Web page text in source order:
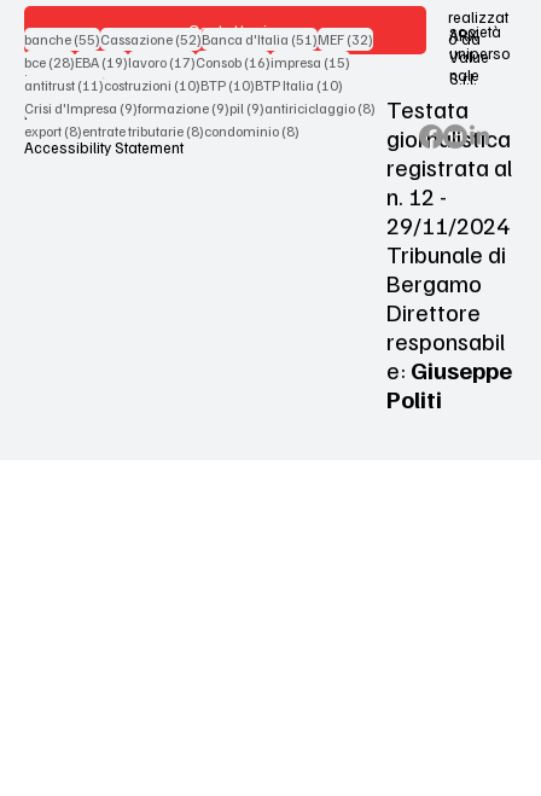
Contattaci
Terms & Conditions
Privacy Policy
Accessibility Statement
realizzat
o da
società
uniperso
nale
ARX
Value
S.r.l.
Testata
giornalistica
registrata al
n. 12 -
29/11/2024
Tribunale di
Bergamo
Direttore
responsabil
e: Giuseppe
Politi
banche (55)55 post
Cassazione (52)52 post
Banca d'Italia (51)51 post
MEF (32)32 post
bce (28)28 post
EBA (19)19 post
lavoro (17)17 post
Consob (16)16 post
impresa (15)15 post
antitrust (11)11 post
costruzioni (10)10 post
BTP (10)10 post
BTP Italia (10)10 post
Crisi d'Impresa (9)9 post
formazione (9)9 post
pil (9)9 post
antiriciclaggio (8)8 post
export (8)8 post
entrate tributarie (8)8 post
condominio (8)8 post